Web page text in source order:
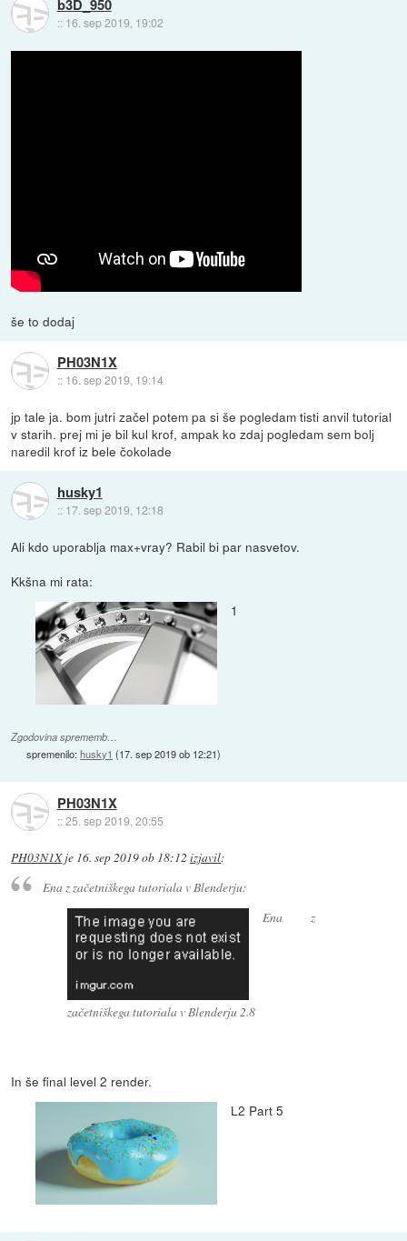
b3D_950
:: 16. sep 2019, 19:02
še to dodaj
PH03N1X
:: 16. sep 2019, 19:14
jp tale ja. bom jutri začel potem pa si še pogledam tisti anvil tutorial
v starih. prej mi je bil kul krof, ampak ko zdaj pogledam sem bolj
naredil krof iz bele čokolade
husky1
:: 17. sep 2019, 12:18
Ali kdo uporablja max+vray? Rabil bi par nasvetov.
Kkšna mi rata:
1
Zgodovina sprememb…
spremenilo:husky1 (17. sep 2019 ob 12:21)
PH03N1X
::25. sep 2019, 20:55
PH03N1Xje 16. sep 2019 ob 18:12 izjavil:
Ena z začetniškega tutoriala v Blenderju:
Ena z
začetniškega tutoriala v Blenderju 2.8
In še final level 2 render.
L2 Part 5